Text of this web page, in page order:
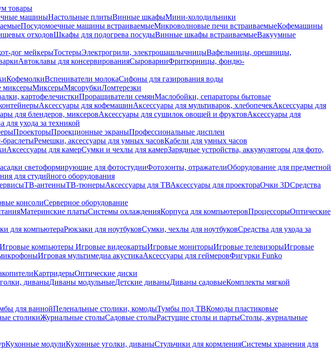
товары
машиныНастольные плитыВинные шкафыМини-холодильники
Посудомоечные машины встраиваемыеМикроволновые печи встраиваемыеКофемашины
отходовШкафы для подогрева посудыВинные шкафы встраиваемыеВакуумные
дог мейкерыТостерыЭлектрогрили, электрошашлычницыВафельницы, орешницы,
Автоклавы для консервированияСыроварниФритюрницы, фондю-
КофемолкиВспениватели молокаСифоны для газирования воды
миксерыМиксерыМясорубкиЛомтерезки
картофелечисткиПроращиватели семянМаслобойки, сепараторы бытовые
Аксессуары для кофемашинАксессуары для мультиварок, хлебопечекАксессуары для
для блендеров, миксеровАксессуары для сушилок овощей и фруктовАксессуары для
для ухода за техникой
ПроекторыПроекционные экраныПрофессиональные дисплеи
Ремешки, аксессуары для умных часовКабели для умных часов
Аксессуары для камерСумки и чехлы для камерЗарядные устройства, аккумуляторы для фото,
светоформирующие для фотостудииФотозонты, отражателиОборудование для предметной
для студийного оборудования
ТВ-антенныТВ-тюнерыАксессуары для ТВАксессуары для проектораОчки 3DСредства
консолиСерверное оборудование
Материнские платыСистемы охлажденияКорпуса для компьютеровПроцессорыОптические
для компьютераРюкзаки для ноутбуковСумки, чехлы для ноутбуковСредства для ухода за
Игровые компьютеры Игровые видеокартыИгровые мониторыИгровые телевизорыИгровые
Игровая мультимедиа акустикаАксессуары для геймеровФигурки Funko
КартридерыОптические диски
диваныДиваны модульныеДетские диваныДиваны садовыеКомплекты мягкой
для ваннойПеленальные столики, комодыТумбы под ТВКомоды пластиковые
столикиЖурнальные столыСадовые столыРастущие столы и партыСтолы, журнальные
Кухонные модулиКухонные уголки, диваныСтульчики для кормленияСистемы хранения для